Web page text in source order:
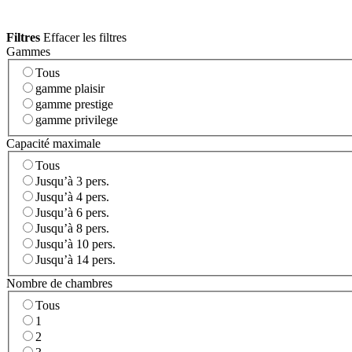
Filtres Effacer les filtres
Gammes
Tous
gamme plaisir
gamme prestige
gamme privilege
Capacité maximale
Tous
Jusqu’à 3 pers.
Jusqu’à 4 pers.
Jusqu’à 6 pers.
Jusqu’à 8 pers.
Jusqu’à 10 pers.
Jusqu’à 14 pers.
Nombre de chambres
Tous
1
2